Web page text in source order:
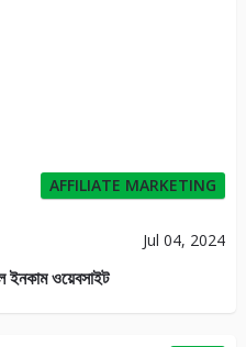
AFFILIATE MARKETING
Jul 04, 2024
ইনকাম ওয়েবসাইট